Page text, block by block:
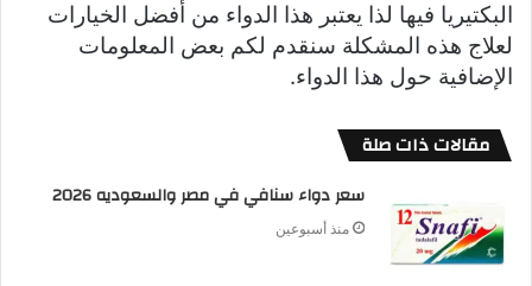
البكتيريا فيها لذا يعتبر هذا الدواء من أفضل الخيارات
لعلاج هذه المشكلة سنقدم لكم بعض المعلومات
الإضافية حول هذا الدواء.
مقالات ذات صلة
سعر دواء سنافي في مصر والسعوديه 2026
منذ أسبوعين